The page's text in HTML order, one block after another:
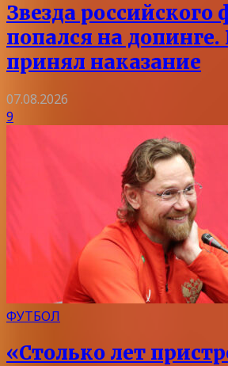
Звезда российского
попался на
принял наказание
07.08.2026
9
ФУТБОЛ
«Столько лет